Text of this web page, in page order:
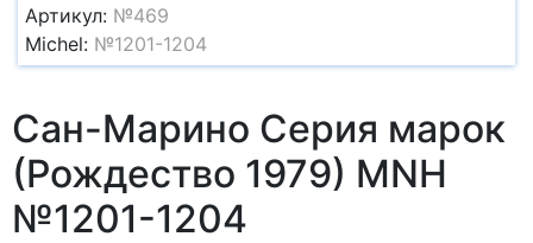
Артикул: №469
Michel: №1201-1204
Сан-Марино Серия марок
(Рождество 1979) MNH
№1201-1204